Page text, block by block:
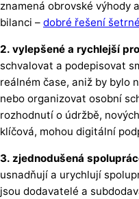
znamená obrovské výhody
bilanci – dobré řešení
2. vylepšené a rychlejší
schvalovat a podepisovat
reálném čase, aniž by bylo
nebo organizovat osobní
rozhodnutí o údržbě,
klíčová, mohou digitální
3. zjednodušená
usnadňují a urychlují
jsou dodavatelé a